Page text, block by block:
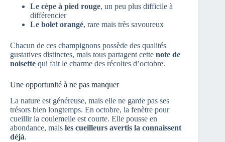
Le cèpe à pied rouge, un peu plus difficile à
différencier
Le bolet orangé, rare mais très savoureux
Chacun de ces champignons possède des qualités
gustatives distinctes, mais tous partagent cette note de
noisette qui fait le charme des récoltes d’octobre.
Une opportunité à ne pas manquer
La nature est généreuse, mais elle ne garde pas ses
trésors bien longtemps. En octobre, la fenètre pour
cueillir la coulemelle est courte. Elle pousse en
abondance, mais les cueilleurs avertis la connaissent
déjà.